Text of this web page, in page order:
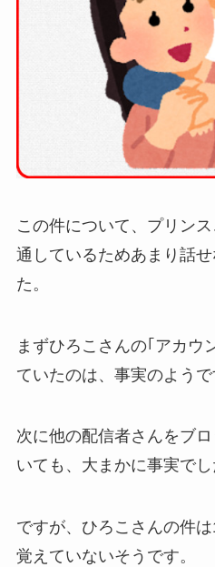
この件について、プリン
通しているためあまり話
た。
まずひろこさんの｢アカウ
ていたのは、事実のようで
次に他の配信者さんをブ
いても、大まかに事実でし
ですが、ひろこさんの件
覚えていないそうです。